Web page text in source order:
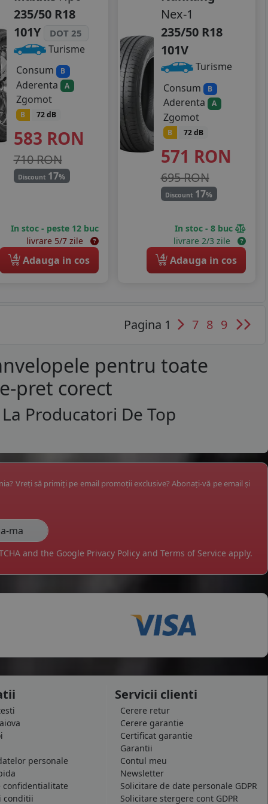
235/50 R18
101Y
DOT 25
Turisme
Consum
B
Aderenta A
Zgomot
B 72 dB
583 RON
710 RON
Discount 17%
In stoc - peste 12 buc
livrare 5/7 zile
4 Adauga in cos
Nex-1
235/50 R18
101V
Turisme
Consum
B
Aderenta A
Zgomot
B 72 dB
571 RON
695 RON
Discount 17%
In stoc - 8 buc
livrare 2/3 zile
4 Adauga in cos
Pagina 1 7 8 9
pentru toate
pret corect
Producatori De Top
Vreți să primiți pe email promoții exclusive? Abonați-vă pe email și
and the Google Privacy Policy and Terms of Service apply.
personale
confidentialitate
conditii
Servicii clienti
Cerere retur
Cerere garantie
Certificat garantie
Garantii
Contul meu
Newsletter
Solicitare de date personale GDPR
Solicitare stergere cont GDPR